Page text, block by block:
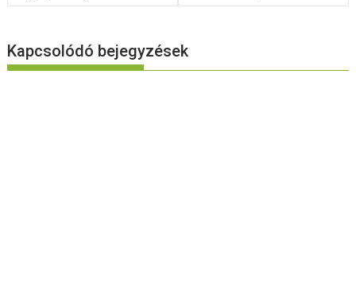
Kapcsolódó bejegyzések